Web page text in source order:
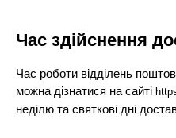
Час здійснення
Час роботи відділень
можна дізнатися на сайті
неділю та святкові дні